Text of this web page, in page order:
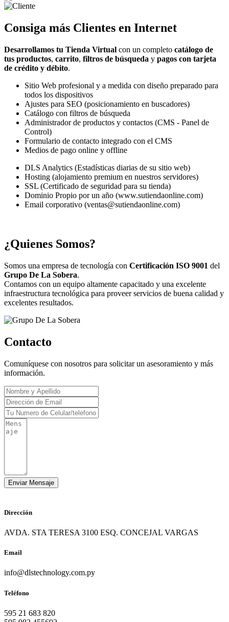
Consiga más Clientes en Internet
Desarrollamos tu Tienda Virtual con un completo catálogo de
tus productos, carrito, filtros de búsqueda y pagos con tarjeta
de crédito y débito.
Sitio Web profesional y a medida con diseño preparado para
todos los dispositivos
Ajustes para SEO (posicionamiento en buscadores)
Catálogo con filtros de búsqueda
Administrador de productos y contactos (CMS - Panel de
Control)
Formulario de contacto integrado con el CMS
Medios de pago online y offline
DLS Analytics (Estadísticas diarias de su sitio web)
Hosting (alojamiento premium en nuestros servidores)
SSL (Certificado de seguridad para su tienda)
Dominio Propio por un año (www.sutiendaonline.com)
Email corporativo (ventas@sutiendaonline.com)
¿Quienes Somos?
Somos una empresa de tecnología con Certificación ISO 9001 del
Grupo De La Sobera.
Contamos con un equipo altamente capacitado y una excelente
infraestructura tecnológica para proveer servicios de buena calidad y
excelentes resultados.
Contacto
Comuníquese con nosotros para solicitar un asesoramiento y más
información.
Dirección
AVDA. STA TERESA 3100 ESQ. CONCEJAL VARGAS
Email
info@dlstechnology.com.py
Teléfono
595 21 683 820